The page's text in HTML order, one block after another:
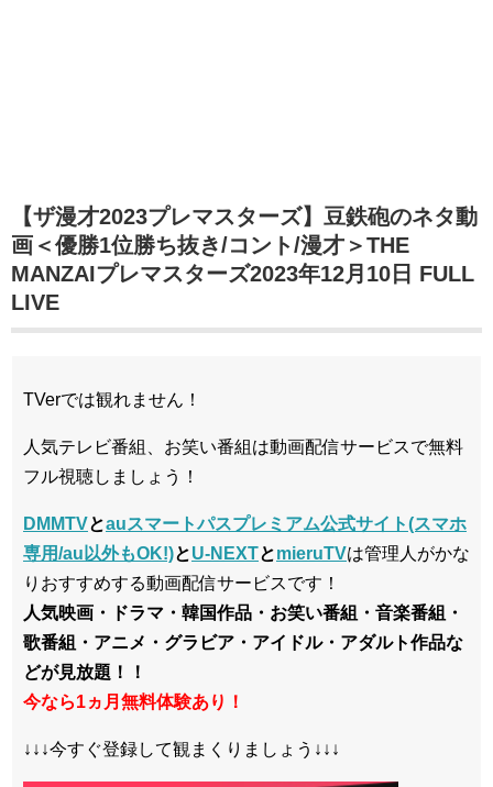
【ザ漫才2023プレマスターズ】豆鉄砲のネタ動
画＜優勝1位勝ち抜き/コント/漫才＞THE
MANZAIプレマスターズ2023年12月10日 FULL
LIVE
TVerでは観れません！
人気テレビ番組、お笑い番組は動画配信サービスで無料
フル視聴しましょう！
DMMTVとauスマートパスプレミアム公式サイト(スマホ
専用/au以外もOK!)とU-NEXTとmieruTVは管理人がかな
りおすすめする動画配信サービスです！
人気映画・ドラマ・韓国作品・お笑い番組・音楽番組・
歌番組・アニメ・グラビア・アイドル・アダルト作品な
どが見放題！！
今なら1ヵ月無料体験あり！
↓↓↓今すぐ登録して観まくりましょう↓↓↓